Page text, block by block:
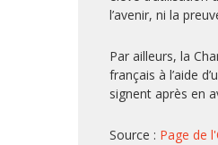
l’avenir, ni la
Par ailleurs, la
français à l’aide
signent après en
Source : Page de